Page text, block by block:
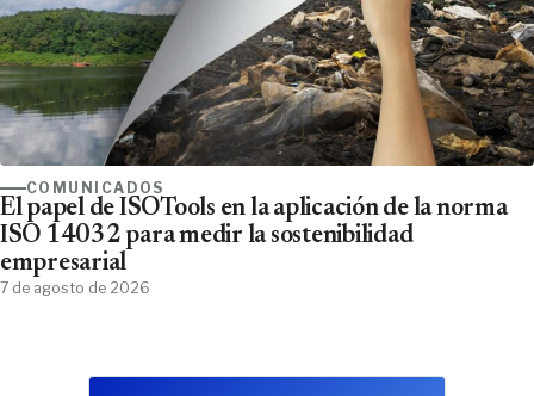
COMUNICADOS
El papel de ISOTools en la aplicación de la norma
ISO 14032 para medir la sostenibilidad
empresarial
7 de agosto de 2026